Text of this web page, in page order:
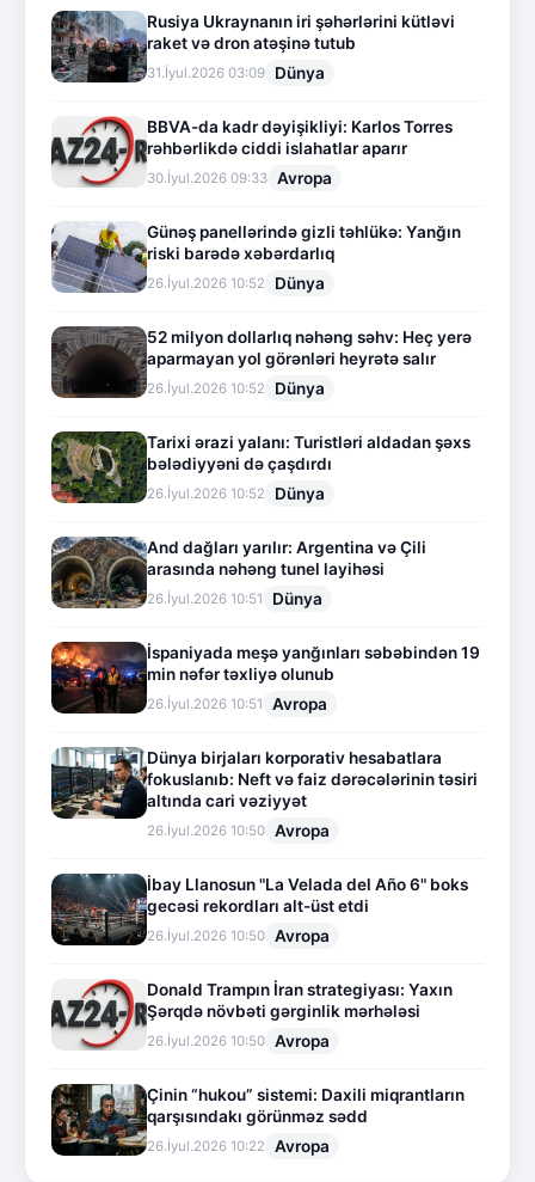
Rusiya Ukraynanın iri şəhərlərini kütləvi
raket və dron atəşinə tutub
31.İyul.2026 03:09 Dünya
BBVA-da kadr dəyişikliyi: Karlos Torres
rəhbərlikdə ciddi islahatlar aparır
30.İyul.2026 09:33 Avropa
Günəş panellərində gizli təhlükə: Yanğın
riski barədə xəbərdarlıq
26.İyul.2026 10:52 Dünya
52 milyon dollarlıq nəhəng səhv: Heç yerə
aparmayan yol görənləri heyrətə salır
26.İyul.2026 10:52 Dünya
Tarixi ərazi yalanı: Turistləri aldadan şəxs
bələdiyyəni də çaşdırdı
26.İyul.2026 10:52 Dünya
And dağları yarılır: Argentina və Çili
arasında nəhəng tunel layihəsi
26.İyul.2026 10:51 Dünya
İspaniyada meşə yanğınları səbəbindən 19
min nəfər təxliyə olunub
26.İyul.2026 10:51 Avropa
Dünya birjaları korporativ hesabatlara
fokuslanıb: Neft və faiz dərəcələrinin təsiri
altında cari vəziyyət
26.İyul.2026 10:50 Avropa
İbay Llanosun "La Velada del Año 6" boks
gecəsi rekordları alt-üst etdi
26.İyul.2026 10:50 Avropa
Donald Trampın İran strategiyası: Yaxın
Şərqdə növbəti gərginlik mərhələsi
26.İyul.2026 10:50 Avropa
Çinin “hukou” sistemi: Daxili miqrantların
qarşısındakı görünməz sədd
26.İyul.2026 10:22 Avropa